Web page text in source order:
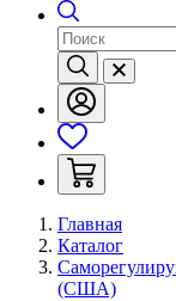
Главная
Каталог
(США)